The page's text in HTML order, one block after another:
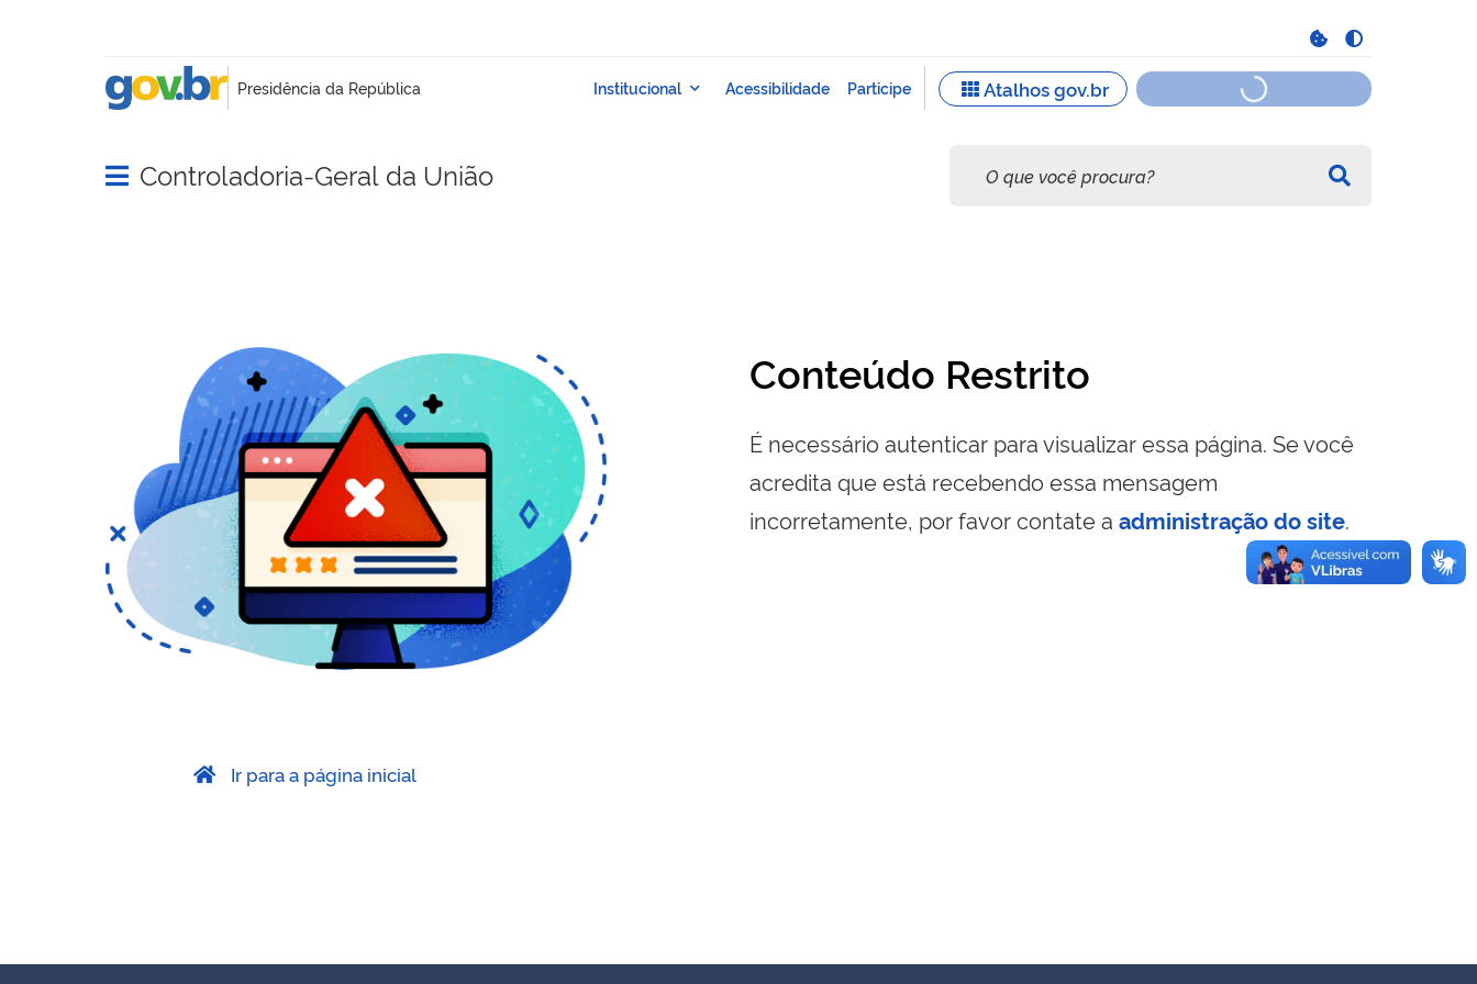
Abrir menu principal de navegação
Controladoria-Geral da União
Conteúdo Restrito
É necessário autenticar para visualizar essa página. Se você
acredita que está recebendo essa mensagem
incorretamente, por favor contate a administração do site.
Ir para a página inicial